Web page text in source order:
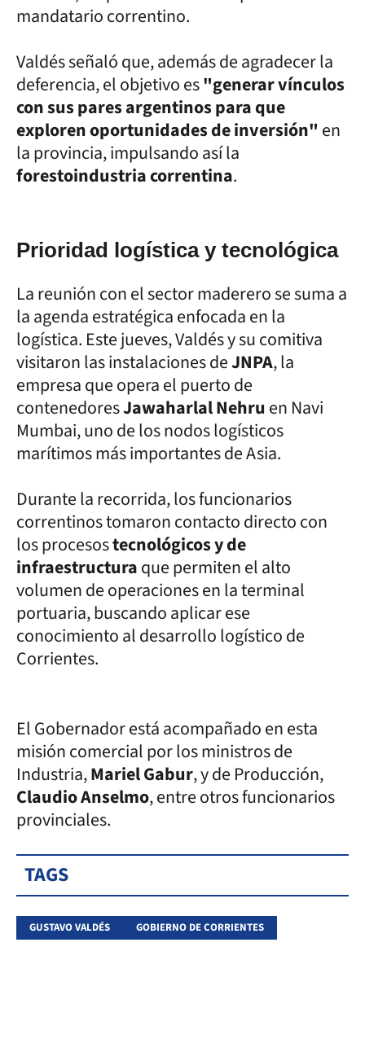
mandatario correntino.
Valdés señaló que, además de agradecer la
deferencia, el objetivo es"generar vínculos
con sus pares argentinos para que
exploren oportunidades de inversión"en
la provincia, impulsando así la
forestoindustria correntina.
Prioridad logística y tecnológica
La reunión con el sector maderero se suma a
la agenda estratégica enfocada en la
logística. Este jueves, Valdés y su comitiva
visitaron las instalaciones deJNPA, la
empresa que opera el puerto de
contenedoresJawaharlal Nehru en Navi
Mumbai, uno de los nodos logísticos
marítimos más importantes de Asia.
Durante la recorrida, los funcionarios
correntinos tomaron contacto directo con
los procesostecnológicos y de
infraestructuraque permiten el alto
volumen de operaciones en la terminal
portuaria, buscando aplicar ese
conocimiento al desarrollo logístico de
Corrientes.
El Gobernador está acompañado en esta
misión comercial por los ministros de
Industria,Mariel Gabur, y de Producción,
Claudio Anselmo, entre otros funcionarios
provinciales.
TAGS
GUSTAVO VALDÉS GOBIERNO DE CORRIENTES